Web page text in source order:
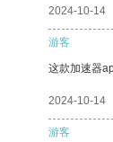
2024-10-14
游客
这款加速器
2024-10-14
游客